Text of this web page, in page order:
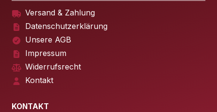
Versand & Zahlung
Datenschutzerklärung
Unsere AGB
Impressum
Widerrufsrecht
Kontakt
KONTAKT